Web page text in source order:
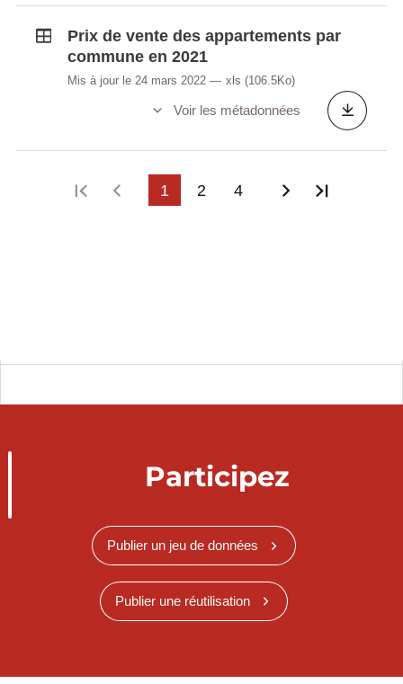
Prix de vente des appartements par
commune en 2021
Mis à jour le 24 mars 2022 xls (106.5Ko)
Voir les métadonnées
Première page
Page précédente
1 2 4 Page
Participez
Publier un jeu de données
Publier une réutilisation